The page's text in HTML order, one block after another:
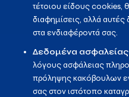
τέτοιου είδους cookies,
διαφημίσεις, αλλά
στα ενδιαφέροντά σας.
Δεδομένα ασφαλείας
λόγους ασφάλειας
πρόληψης κακόβουλων
σας στον ιστότοπο